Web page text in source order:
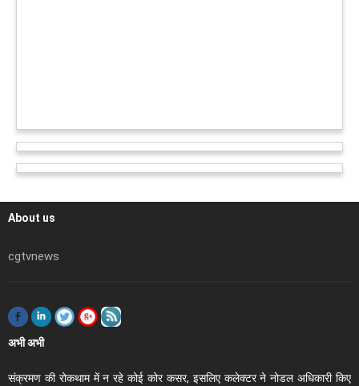
About us
cgtvnews
अभी अभी
संक्रमण की रोकथाम में न रहे कोई कोर कसर, इसलिए कलेक्‍टर ने नोडल अधिकारी किए